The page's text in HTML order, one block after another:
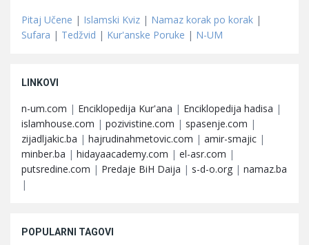
Pitaj Učene | Islamski Kviz | Namaz korak po korak |
Sufara | Tedžvid | Kur'anske Poruke | N-UM
LINKOVI
n-um.com | Enciklopedija Kur'ana | Enciklopedija hadisa |
islamhouse.com | pozivistine.com | spasenje.com |
zijadljakic.ba | hajrudinahmetovic.com | amir-smajic |
minber.ba | hidayaacademy.com | el-asr.com |
putsredine.com | Predaje BiH Daija | s-d-o.org | namaz.ba
|
POPULARNI TAGOVI